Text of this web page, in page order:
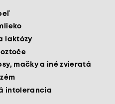
laktózy
mačky a iné zvieratá
intolerancia